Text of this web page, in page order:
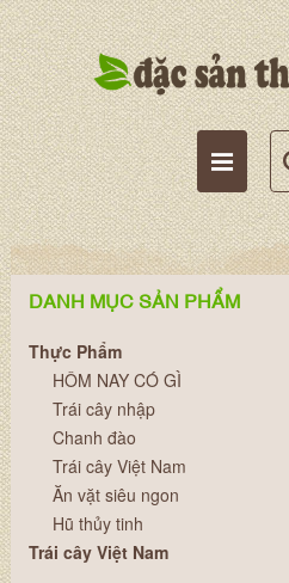
DANH MỤC SẢN PHẨM
Thực Phẩm
HÔM NAY CÓ GÌ
Trái cây nhập
Chanh đào
Trái cây Việt Nam
Ăn vặt siêu ngon
Hũ thủy tinh
Trái cây Việt Nam
Tài khoản
Giỏ hàng
Wishlist